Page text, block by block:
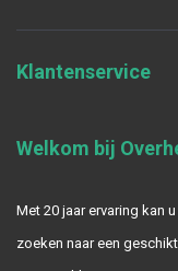
Klantenservice
Welkom bij
Met 20 jaar ervaring kan
zoeken naar een